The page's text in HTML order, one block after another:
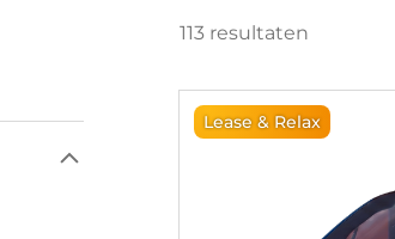
113resultaten
Lease & Relax